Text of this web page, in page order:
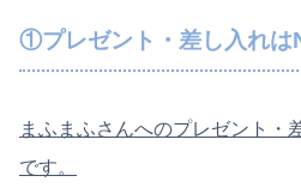
①プレゼント・差し入れは
まふまふさんへのプレゼント・
です。